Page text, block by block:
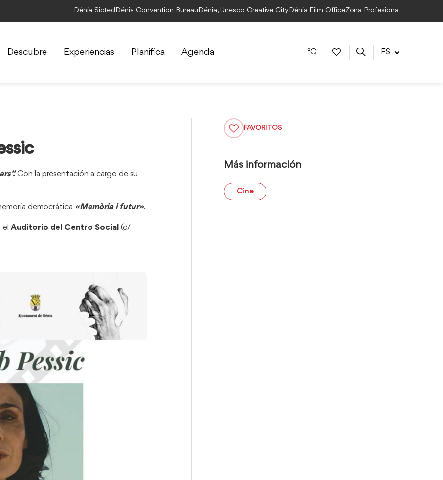
Dénia Sicted Dénia Convention Bureau Dénia, Unesco Creative CityDénia Film OfficeZona Profesional
Descubre Experiencias Planifica Agenda °C ES
Con la presentación a cargo de su
democrática «Memòria i futur».
el Auditorio del Centro Social (c/
FAVORITOS
Más información
Cine